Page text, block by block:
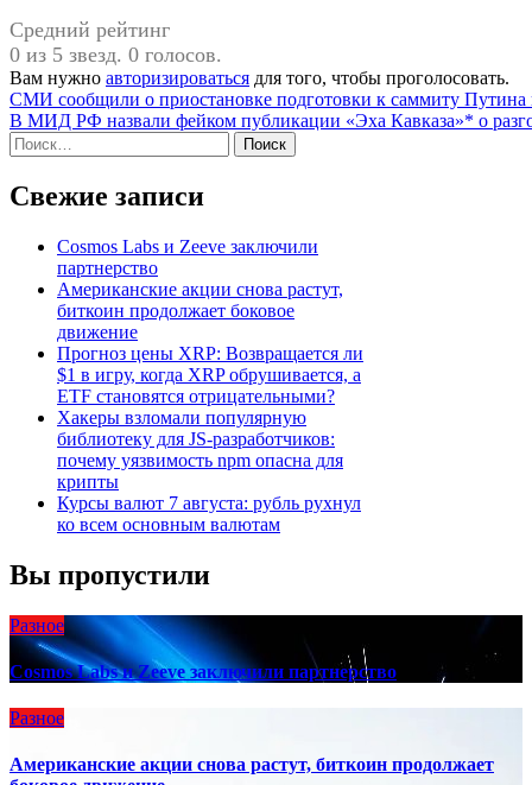
Средний рейтинг
0 из 5 звезд. 0 голосов.
Вам нужно авторизироваться для того, чтобы проголосовать.
Навигация
по
записям
СМИ сообщили о приостановке подготовки к саммиту Путина
В МИД РФ назвали фейком публикации «Эха Кавказа»* о
Найти:
Свежие записи
Cosmos Labs и Zeeve заключили
партнерство
Американские акции снова растут,
биткоин продолжает боковое
движение
Прогноз цены XRP: Возвращается ли
$1 в игру, когда XRP обрушивается, а
ETF становятся отрицательными?
Хакеры взломали популярную
библиотеку для JS-разработчиков:
почему уязвимость npm опасна для
крипты
Курсы валют 7 августа: рубль рухнул
ко всем основным валютам
Вы пропустили
Разное
Cosmos Labs и Zeeve заключили партнерство
Разное
Американские акции снова растут, биткоин продолжает